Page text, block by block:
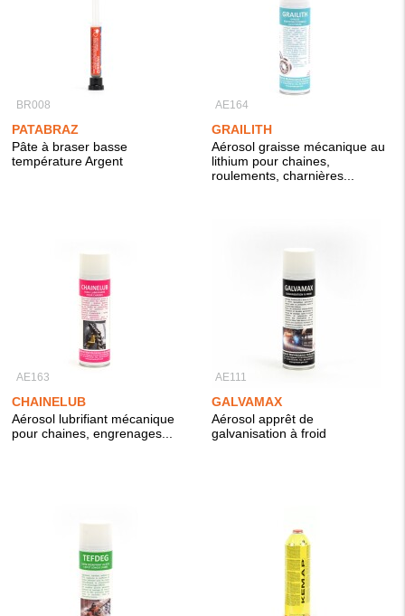
BR008
PATABRAZ
Pâte à braser basse
température Argent
AE164
GRAILITH
Aérosol graisse mécanique au
lithium pour chaines,
roulements, charnières...
AE163
CHAINELUB
Aérosol lubrifiant mécanique
pour chaines, engrenages...
AE111
GALVAMAX
Aérosol apprêt de
galvanisation à froid